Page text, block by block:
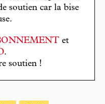
soutien car la bise
et
.
soutien !